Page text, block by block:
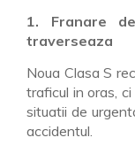
1. Franare
traverseaza
Noua Clasa S
traficul in oras,
situatii de
accidentul.